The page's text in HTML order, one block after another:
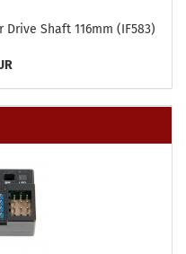
Drive Shaft 116mm (IF583)